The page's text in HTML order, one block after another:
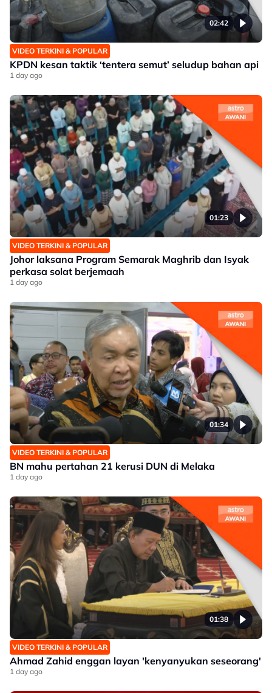
02:42
VIDEO TERKINI & POPULAR
KPDN kesan taktik ‘tentera semut’ seludup bahan api
1 day ago
01:23
VIDEO TERKINI & POPULAR
Johor laksana Program Semarak Maghrib dan Isyak
perkasa solat berjemaah
1 day ago
01:34
VIDEO TERKINI & POPULAR
BN mahu pertahan 21 kerusi DUN di Melaka
1 day ago
01:38
VIDEO TERKINI & POPULAR
Ahmad Zahid enggan layan 'kenyanyukan seseorang'
1 day ago